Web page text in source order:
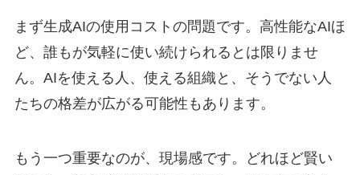
まず生成AIの使用コストの問題です。高性能なAIほ
ど、誰もが気軽に使い続けられるとは限りませ
ん。AIを使える人、使える組織と、そうでない人
たちの格差が広がる可能性もあります。
もう一つ重要なのが、現場感です。どれほど賢い